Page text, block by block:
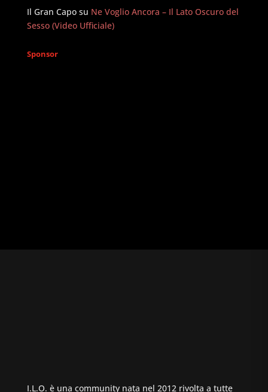
Il Gran Caposu Ne Voglio Ancora – Il Lato Oscuro del
Sesso (Video Ufficiale)
Sponsor
I.L.O. è una community nata nel 2012 rivolta a tutte